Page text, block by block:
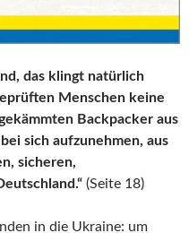
das klingt natürlich
Menschen keine
Backpacker aus
sich aufzunehmen, aus
sicheren,
(Seite 18)
in die Ukraine: um